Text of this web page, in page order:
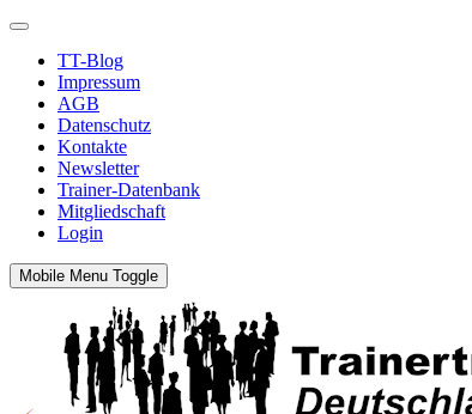
TT-Blog
Impressum
AGB
Datenschutz
Kontakte
Newsletter
Trainer-Datenbank
Mitgliedschaft
Login
Mobile Menu Toggle